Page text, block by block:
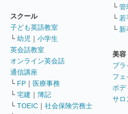
スクール
子ども英語教室
└ 幼児 ｜ 小学生
英会話教室
オンライン英会話
通信講座
└ FP ｜ 医療事務
└ 宅建 ｜ 簿記
└ TOEIC ｜ 社会保険労務士
└ 管
└ 若
└ 新
美容
ブラ
フェ
ボデ
サロ